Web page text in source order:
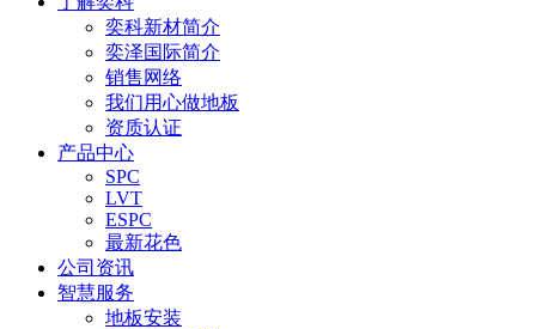
奕科新材简介
奕泽国际简介
销售网络
我们用心做地板
资质认证
产品中心
SPC
LVT
ESPC
最新花色
公司资讯
智慧服务
地板安装